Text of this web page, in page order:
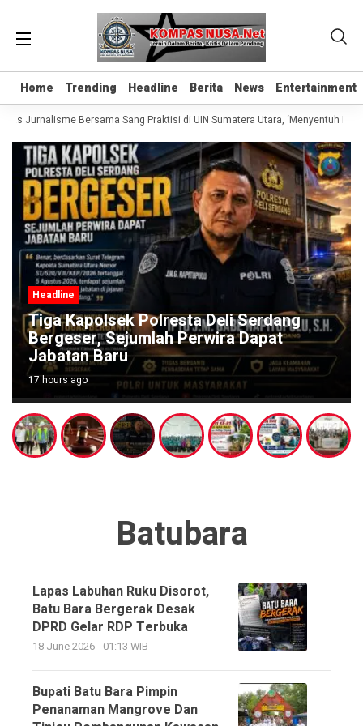
Home Trending Headline Berita News Entertainment
Home Trending Headline Berita News Entertainment
Jurnalisme Bersama Sang Praktisi di UIN Sumatera Utara, ‘Menyentuh Hati
Headline
Tiga Kapolsek Polresta Deli Serdang
Bergeser, Sejumlah Perwira Dapat
Jabatan Baru
17 hours ago
Batubara
Lapas Labuhan Ruku Disorot,
Batu Bara Bergerak Desak
DPRD Gelar RDP Terbuka
18 June 2026 - 01:13 WIB
Bupati Batu Bara Pimpin
Penanaman Mangrove Dan